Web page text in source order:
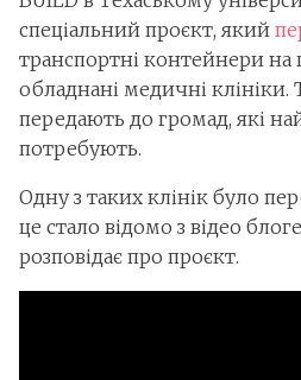
спеціальний проєкт, який
транспортні контейнери на
обладнані медичні клініки.
передають до громад, які
потребують.
Одну з таких клінік було
це стало відомо з відео
розповідає про проєкт.